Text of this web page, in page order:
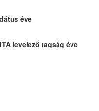
éve
levelező tagság éve